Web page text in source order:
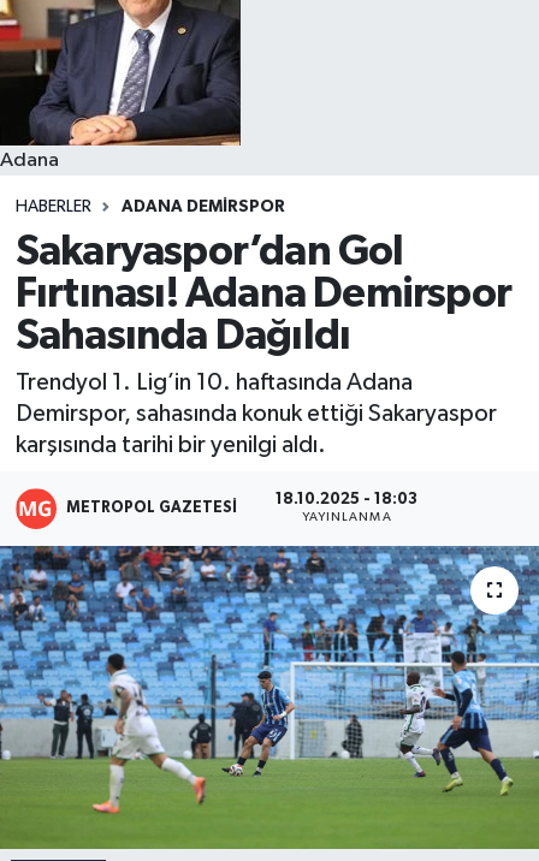
Adana
HABERLER ADANA DEMIRSPOR
Sakaryaspor’dan Gol
Fırtınası! Adana Demirspor
Sahasında Dağıldı
Trendyol 1. Lig’in 10. haftasında Adana
Demirspor, sahasında konuk ettiği Sakaryaspor
karşısında tarihi bir yenilgi aldı.
METROPOL GAZETESI 18.10.2025 - 18:03
YAYINLANMA
Resmi İlanlar